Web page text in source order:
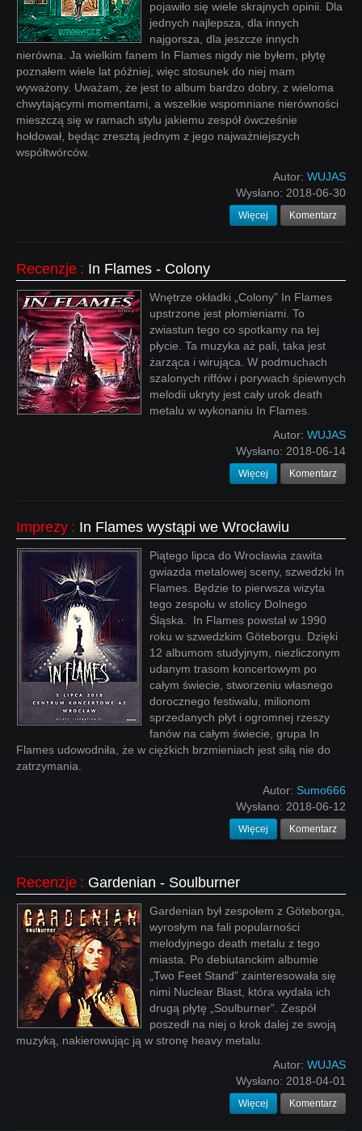
pojawiło się wiele skrajnych opinii. Dla
jednych najlepsza, dla innych
najgorsza, dla jeszcze innych
nierówna. Ja wielkim fanem In Flames nigdy nie byłem, płytę
poznałem wiele lat później, więc stosunek do niej mam
wyważony. Uważam, że jest to album bardzo dobry, z wieloma
chwytającymi momentami, a wszelkie wspomniane nierówności
mieszczą się w ramach stylu jakiemu zespół ówcześnie
hołdował, będąc zresztą jednym z jego najważniejszych
współtwórców.
Autor: WUJAS
Wysłano: 2018-06-30
Więcej Komentarz
Recenzje : In Flames - Colony
Wnętrze okładki „Colony” In Flames
upstrzone jest płomieniami. To
zwiastun tego co spotkamy na tej
płycie. Ta muzyka aż pali, taka jest
żarząca i wirująca. W podmuchach
szalonych riffów i porywach śpiewnych
melodii ukryty jest cały urok death
metalu w wykonaniu In Flames.
Autor: WUJAS
Wysłano: 2018-06-14
Więcej Komentarz
Imprezy : In Flames wystąpi we Wrocławiu
Piątego lipca do Wrocławia zawita
gwiazda metalowej sceny, szwedzki In
Flames. Będzie to pierwsza wizyta
tego zespołu w stolicy Dolnego
Śląska. In Flames powstał w 1990
roku w szwedzkim Göteborgu. Dzięki
12 albumom studyjnym, niezliczonym
udanym trasom koncertowym po
całym świecie, stworzeniu własnego
dorocznego festiwalu, milionom
sprzedanych płyt i ogromnej rzeszy
fanów na całym świecie, grupa In
Flames udowodniła, że w ciężkich brzmieniach jest siłą nie do
zatrzymania.
Autor: Sumo666
Wysłano: 2018-06-12
Więcej Komentarz
Recenzje : Gardenian - Soulburner
Gardenian był zespołem z Göteborga,
wyrosłym na fali popularności
melodyjnego death metalu z tego
miasta. Po debiutanckim albumie
„Two Feet Stand” zainteresowała się
nimi Nuclear Blast, która wydała ich
drugą płytę „Soulburner”. Zespół
poszedł na niej o krok dalej ze swoją
muzyką, nakierowując ją w stronę heavy metalu.
Autor: WUJAS
Wysłano: 2018-04-01
Więcej Komentarz